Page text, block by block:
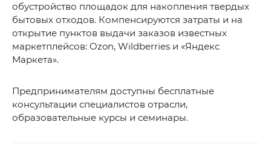
обустройство площадок для накопления твердых
бытовых отходов. Компенсируются затраты и на
открытие пунктов выдачи заказов известных
маркетплейсов: Ozon, Wildberries и «Яндекс
Маркета».
Предпринимателям доступны бесплатные
консультации специалистов отрасли,
образовательные курсы и семинары.